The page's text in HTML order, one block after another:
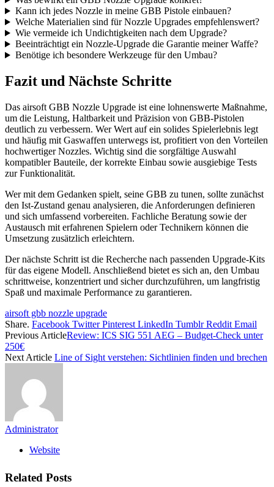
Kann ich jedes Nozzle in meine GBB Pistole einbauen?
Welche Materialien sind für Nozzle Upgrades empfehlenswert?
Wie vermeide ich Undichtigkeiten nach dem Upgrade?
Beeinträchtigt ein Nozzle-Upgrade die Garantie meiner Waffe?
Benötige ich besondere Werkzeuge für den Umbau?
Fazit und Nächste Schritte
Das airsoft GBB Nozzle Upgrade ist eine lohnenswerte Maßnahme,
um die Leistung, Haltbarkeit und Präzision von GBB-Pistolen
deutlich zu verbessern. Wer Wert auf ein solides Spielerlebnis legt
und häufig mit Gaswaffen unterwegs ist, profitiert von den Vorteilen
hochwertiger Nozzles. Wichtig sind die sorgfältige Auswahl
kompatibler Bauteile, der korrekte Einbau sowie ausgiebige Tests
zur Funktionalität.
Wer mit dem Gedanken spielt, seine GBB zu tunen, sollte zunächst
den Ist-Zustand genau analysieren, die Anforderungen definieren
und sich umfassend vorbereiten. Fachliche Beratung sowie der
Austausch mit erfahrenen Spielern oder Technikern können die
Umsetzung zusätzlich erleichtern.
Der nächste Schritt ist die Recherche nach passenden Upgrade-Kits
für das eigene Modell. Anschließend bietet es sich an, den Umbau
schrittweise, konzentriert und sicher durchzuführen, um langfristig
Spaß und maximale Performance zu garantieren.
airsoft gbb nozzle upgrade
Share. Facebook Twitter Pinterest LinkedIn Tumblr Reddit Email
Previous ArticleReview: ICS SIG 551 AEG – Budget-Check unter
250€
Next Article Line of Sight verstehen: Sichtlinien finden und brechen
Administrator
Website
Related Posts